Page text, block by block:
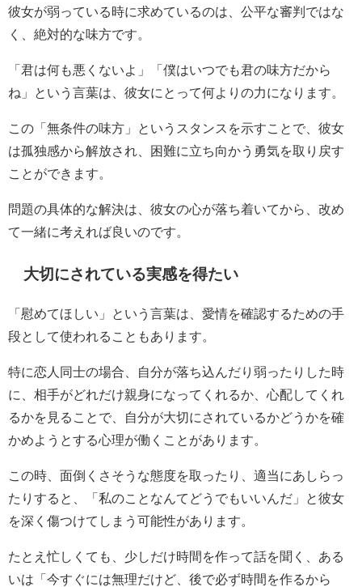
彼女が弱っている時に求めているのは、公平な審判ではな
く、絶対的な味方です。
「君は何も悪くないよ」「僕はいつでも君の味方だから
ね」という言葉は、彼女にとって何よりの力になります。
この「無条件の味方」というスタンスを示すことで、彼女
は孤独感から解放され、困難に立ち向かう勇気を取り戻す
ことができます。
問題の具体的な解決は、彼女の心が落ち着いてから、改め
て一緒に考えれば良いのです。
大切にされている実感を得たい
「慰めてほしい」という言葉は、愛情を確認するための手
段として使われることもあります。
特に恋人同士の場合、自分が落ち込んだり弱ったりした時
に、相手がどれだけ親身になってくれるか、心配してくれ
るかを見ることで、自分が大切にされているかどうかを確
かめようとする心理が働くことがあります。
この時、面倒くさそうな態度を取ったり、適当にあしらっ
たりすると、「私のことなんてどうでもいいんだ」と彼女
を深く傷つけてしまう可能性があります。
たとえ忙しくても、少しだけ時間を作って話を聞く、ある
いは「今すぐには無理だけど、後で必ず時間を作るから